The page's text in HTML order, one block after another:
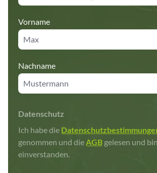
Vorname
Nachname
Datenschutz
Ich habe die
genommen und dieAGB gelesen und
einverstanden.